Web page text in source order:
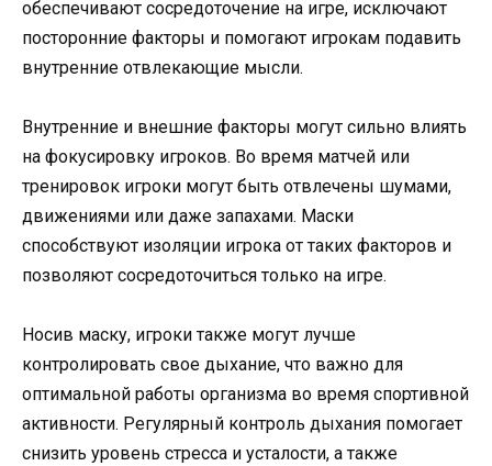
обеспечивают сосредоточение на игре, исключают
посторонние факторы и помогают игрокам подавить
внутренние отвлекающие мысли.
Внутренние и внешние факторы могут сильно влиять
на фокусировку игроков. Во время матчей или
тренировок игроки могут быть отвлечены шумами,
движениями или даже запахами. Маски
способствуют изоляции игрока от таких факторов и
позволяют сосредоточиться только на игре.
Носив маску, игроки также могут лучше
контролировать свое дыхание, что важно для
оптимальной работы организма во время спортивной
активности. Регулярный контроль дыхания помогает
снизить уровень стресса и усталости, а также